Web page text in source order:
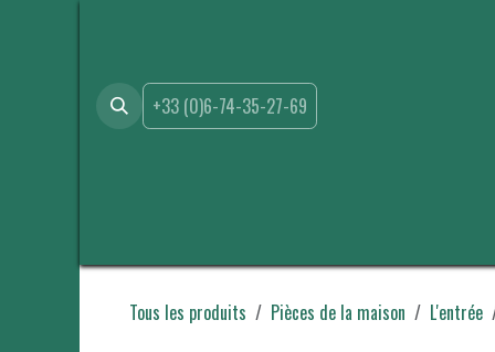
+33 (0)6-74-35-27-69
Tous les produits Pièces de la maison L'entrée